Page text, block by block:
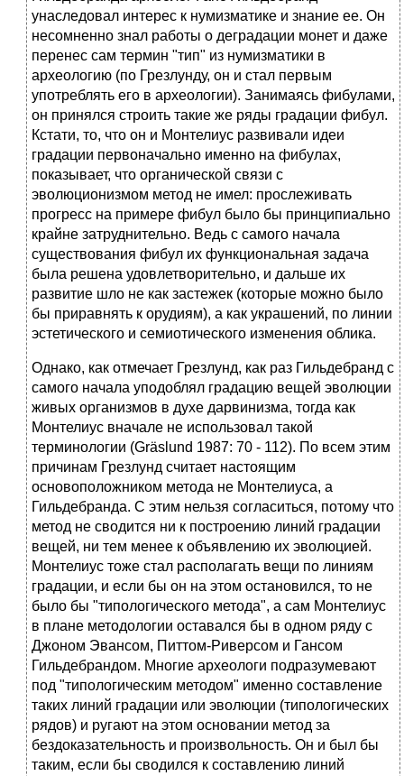
унаследовал интерес к нумизматике и знание ее. Он
несомненно знал работы о деградации монет и даже
перенес сам термин "тип" из нумизматики в
археологию (по Грезлунду, он и стал первым
употреблять его в археологии). Занимаясь фибулами,
он принялся строить такие же ряды градации фибул.
Кстати, то, что он и Монтелиус развивали идеи
градации первоначально именно на фибулах,
показывает, что органической связи с
эволюционизмом метод не имел: прослеживать
прогресс на примере фибул было бы принципиально
крайне затруднительно. Ведь с самого начала
существования фибул их функциональная задача
была решена удовлетворительно, и дальше их
развитие шло не как застежек (которые можно было
бы приравнять к орудиям), а как украшений, по линии
эстетического и семиотического изменения облика.
Однако, как отмечает Грезлунд, как раз Гильдебранд с
самого начала уподоблял градацию вещей эволюции
живых организмов в духе дарвинизма, тогда как
Монтелиус вначале не использовал такой
терминологии (Gräslund 1987: 70 - 112). По всем этим
причинам Грезлунд считает настоящим
основоположником метода не Монтелиуса, а
Гильдебранда. С этим нельзя согласиться, потому что
метод не сводится ни к построению линий градации
вещей, ни тем менее к объявлению их эволюцией.
Монтелиус тоже стал располагать вещи по линиям
градации, и если бы он на этом остановился, то не
было бы "типологического метода", а сам Монтелиус
в плане методологии оставался бы в одном ряду с
Джоном Эвансом, Питтом-Риверсом и Гансом
Гильдебрандом. Многие археологи подразумевают
под "типологическим методом" именно составление
таких линий градации или эволюции (типологических
рядов) и ругают на этом основании метод за
бездоказательность и произвольность. Он и был бы
таким, если бы сводился к составлению линий